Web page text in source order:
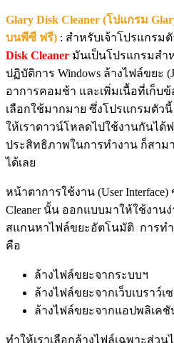
Glary Disk Cleaner (โปแกรม
บนพีซี ฟรี) : สำหรับเจ้าโปรแกรม
Disk Cleaner มันเป็นโปรแกรมสำ
ปฏิบัติการ Windows ล้างไฟล์ขยะ
อาการคอมช้า และเพิ่มเนื้อที่เก็บข้
เลือกใช้มากมาย ซึ่งโปรแกรมตัว
ให้เราดาวน์โหลดไปใช้งานกันได้
ประสิทธิภาพในการทำงาน ก็สามา
ได้เลย
หน้าตาการใช้งาน (User
Cleaner นั้น ออกแบบมาให้ใช้งาน
สแกนหาไฟล์ขยะอัตโนมัติ การท
คือ
ล้างไฟล์ขยะจากระบบฯ
ล้างไฟล์ขยะจากเว็บเบราว์เ
ล้างไฟล์ขยะจากแอปพลิเคชั
ทำให้เราเลือกล้างไฟล์เฉพาะส่ว